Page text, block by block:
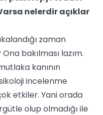
nelerdir açıklar
zaman
bakılması lazım.
kanının
incelenme
etkiler. Yani orada
olup olmadığı ile